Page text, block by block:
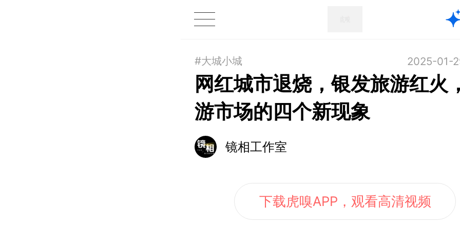
#大城小城 2025-01-
网红城市退烧，银发旅游红火
游市场的四个新现象
镜相工作室
下载虎嗅APP，观看高清视频